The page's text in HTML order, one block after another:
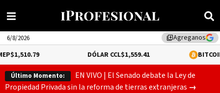
library_addAgreganos
6/8/2026
DÓLAR CCL$1,559.41 BITCOIN0.12%
Último Momento:
EN VIVO | El Senado debate la Ley de
Propiedad Privada sin la reforma de tierras extranjeras →